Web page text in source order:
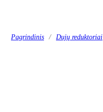
Pagrindinis / Dujų reduktoriai